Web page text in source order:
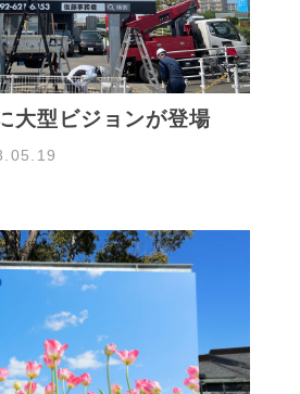
大型ビジョンが登場